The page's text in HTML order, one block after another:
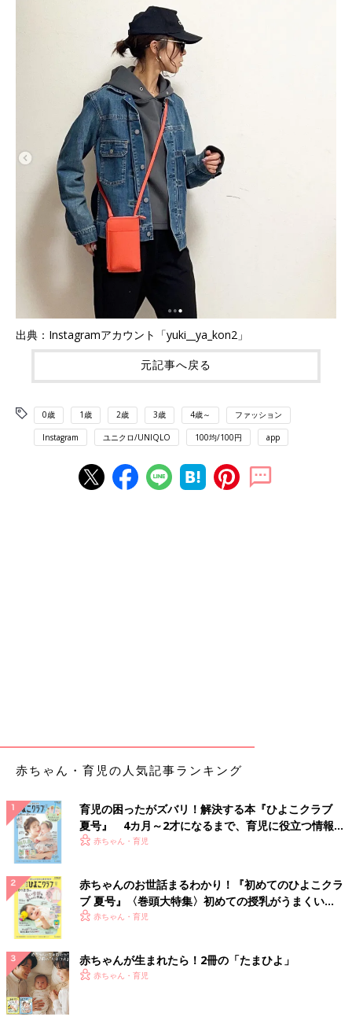
出典：Instagramアカウント「yuki__ya_kon2」
元記事へ戻る
0歳 1歳 2歳 3歳 4歳～ ファッション
Instagram ユニクロ/UNIQLO 100均/100円 app
赤ちゃん・育児の人気記事ランキング
育児の困ったがズバリ！解決する本『ひよこクラブ
夏号』 4カ月～2才になるまで、育児に役立つ情報が
いっぱい！
赤ちゃん・育児
赤ちゃんのお世話まるわかり！『初めてのひよこクラ
ブ 夏号』〈巻頭大特集〉初めての授乳がうまくい
く！ おっぱい・ミルクの基本と夏のトラブル 解決テ
赤ちゃん・育児
赤ちゃんが生まれたら！2冊の「たまひよ」
赤ちゃん・育児